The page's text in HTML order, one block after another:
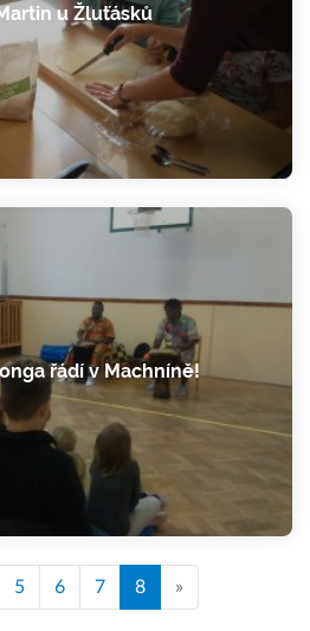
u Žluťásků
řádí v Machníně!
5 6 7 8 »